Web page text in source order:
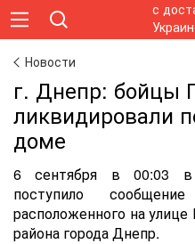
Новости
г. Днепр: бойцы
ликвидировали
доме
6 сентября в 00:03 в
поступило
расположенного на
района города Днепр.